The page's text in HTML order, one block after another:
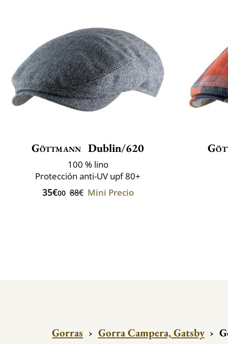
Göttmann Dublin/620
100 % lino
Protección anti-UV upf 80+
35€00 88€ Mini Precio
Gorras › Gorra Campera, Gatsby ›